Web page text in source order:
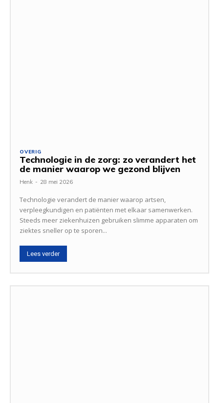
OVERIG
Technologie in de zorg: zo verandert het
de manier waarop we gezond blijven
Henk - 28 mei 2026
Technologie verandert de manier waarop artsen,
verpleegkundigen en patiënten met elkaar samenwerken.
Steeds meer ziekenhuizen gebruiken slimme apparaten om
ziektes sneller op te sporen...
Lees verder